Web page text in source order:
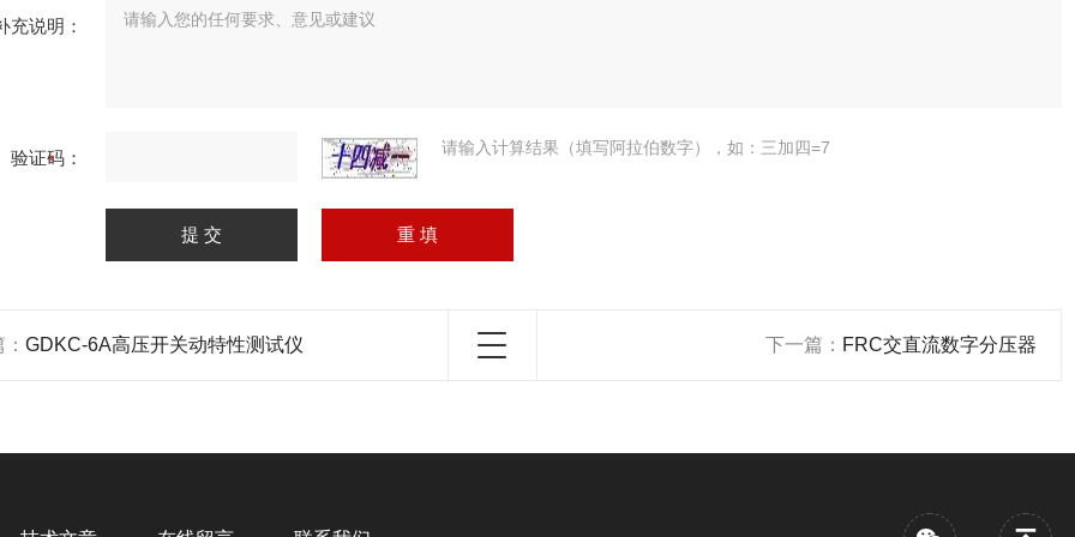
充说明：
验证码： 请输入计算结果（填写阿拉伯数字），如：三加四=7
GDKC-6A高压开关动特性测试仪 下一篇： FRC交直流数字分压器